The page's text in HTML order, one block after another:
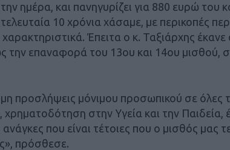
ημέρα, και πανηγυρίζει για 880 ευρώ του
10 χρόνια χάσαμε, με περικοπές
Έπειτα ο κ. Ταξιάρχης
την επαναφορά του 13ου και 14ου μισθού,
προσλήψεις μόνιμου προσωπικού σε όλες
χρηματοδότηση στην Υγεία και την Παιδεία,
που είναι τέτοιες που ο μισθός μας
πρόσθεσε.